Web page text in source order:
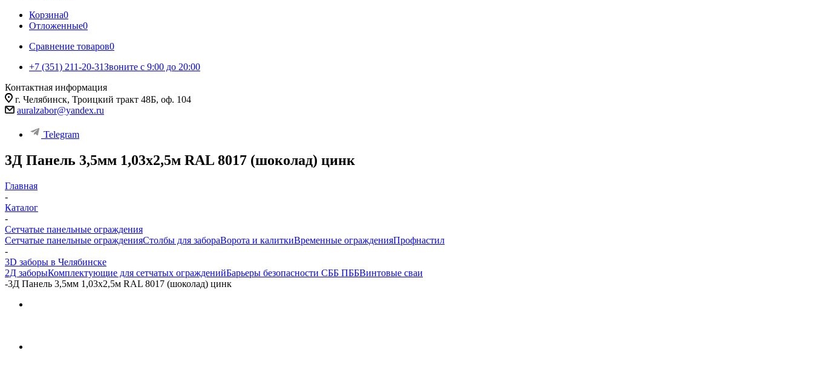
Корзина0
Отложенные0
Сравнение товаров0
+7 (351) 211-20-31Звоните с 9:00 до 20:00
Контактная информация
г. Челябинск, Троицкий тракт 48Б, оф. 104
auralzabor@yandex.ru
Telegram
3Д Панель 3,5мм 1,03х2,5м RAL 8017 (шоколад) цинк
Главная
-
Каталог
-
Сетчатые панельные ограждения
Сетчатые панельные огражденияСтолбы для забораВорота и калиткиВременные огражденияПрофнастил
-
3D заборы в Челябинске
2Д заборыКомплектующие для сетчатых огражденийБарьеры безопасности СББ ПББВинтовые сваи
-3Д Панель 3,5мм 1,03х2,5м RAL 8017 (шоколад) цинк